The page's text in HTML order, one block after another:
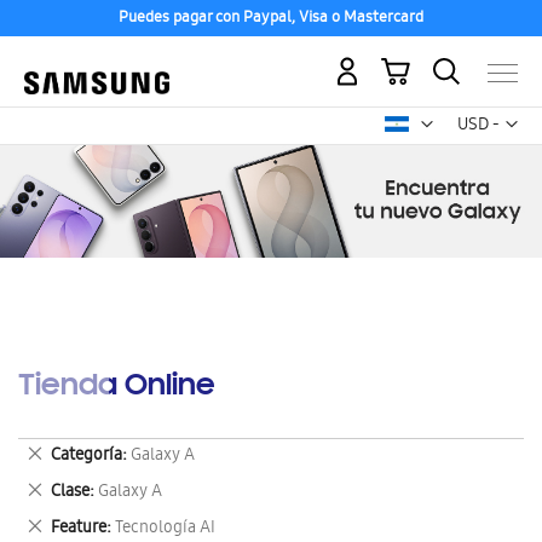
Puedes pagar con Paypal, Visa o Mastercard
USD -
dólar
Mi carrito
Tienda Online
Categoría Galaxy A
Eliminar
este
artículo
Clase Galaxy A
Eliminar
este
Feature Tecnología AI
Eliminar